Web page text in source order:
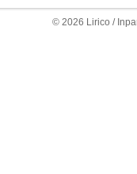
© 2026 Lirico /